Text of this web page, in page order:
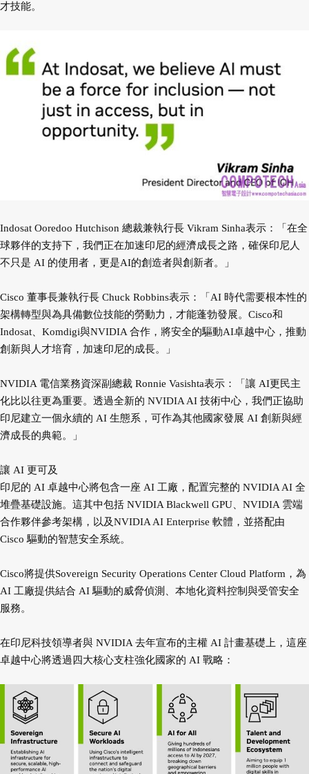
才技能。
Indosat Ooredoo Hutchison 總裁兼執行長 Vikram Sinha表示：「在全
球夥伴的支持下，我們正在加速印尼的經濟成長之路，確保印尼人
不只是 AI 的使用者，更是AI的創造者與創新者。」
Cisco 董事長兼執行長 Chuck Robbins表示：「AI 時代需要根本性的
架構轉型與為具備數位技能的勞動力，才能蓬勃發展。Cisco和
Indosat、Komdigi與NVIDIA 合作，將安全的驅動AI卓越中心，推動
創新與人才培育，加速印尼的成長。」
NVIDIA 電信業務資深副總裁 Ronnie Vasishta表示：「讓 AI更民主
化比以往更為重要。透過全新的 NVIDIA AI 技術中心，我們正協助
印尼建立一個永續的 AI 生態系，可作為其他國家發展 AI 創新與經
濟成長的典範。」
讓 AI 更可及
印尼的 AI 卓越中心將包含一座 AI 工廠，配置完整的 NVIDIA AI 全
堆疊基礎設施。這其中包括 NVIDIA Blackwell GPU、NVIDIA 雲端
合作夥伴參考架構，以及NVIDIA AI Enterprise 軟體，並搭配由
Cisco 驅動的智慧安全系統。
Cisco將提供Sovereign Security Operations Center Cloud Platform，為
AI 工廠提供結合 AI 驅動的威脅偵測、本地化資料控制與受管安全
服務。
在印尼科技領導者與 NVIDIA 去年宣布的主權 AI 計畫基礎上，這座
卓越中心將透過四大核心支柱強化國家的 AI 戰略：